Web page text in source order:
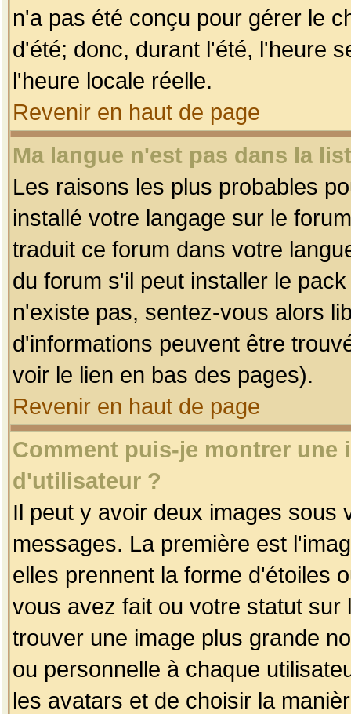
n'a pas été conçu pour gérer le
d'été; donc, durant l'été, l'heure
l'heure locale réelle.
Revenir en haut de page
Ma langue n'est pas dans la
Les raisons les plus probables
installé votre langage sur le
traduit ce forum dans votre
du forum s'il peut installer le
n'existe pas, sentez-vous alors
d'informations peuvent être
voir le lien en bas des pages).
Revenir en haut de page
Comment puis-je montrer une
d'utilisateur ?
Il peut y avoir deux images sous
messages. La première est
elles prennent la forme d'étoiles
vous avez fait ou votre statut
trouver une image plus grande
ou personnelle à chaque
les avatars et de choisir la